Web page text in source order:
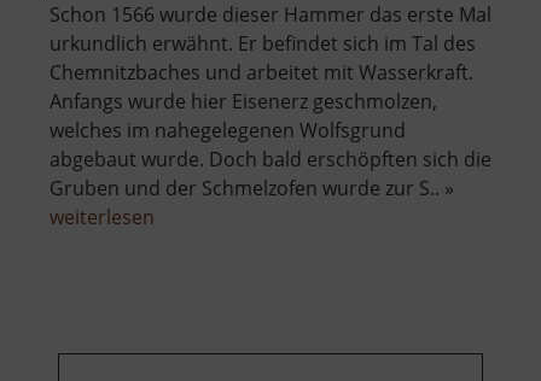
Schon 1566 wurde dieser Hammer das erste Mal
urkundlich erwähnt. Er befindet sich im Tal des
Chemnitzbaches und arbeitet mit Wasserkraft.
Anfangs wurde hier Eisenerz geschmolzen,
welches im nahegelegenen Wolfsgrund
abgebaut wurde. Doch bald erschöpften sich die
Gruben und der Schmelzofen wurde zur S.. »
weiterlesen